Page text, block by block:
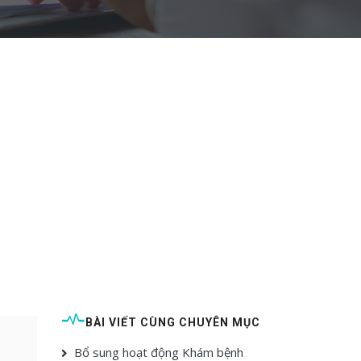
BÀI VIẾT CÙNG CHUYÊN MỤC
Bổ sung hoạt động Khám bệnh